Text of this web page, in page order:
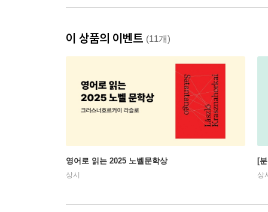
이 상품의 이벤트 (11개)
영어로 읽는 2025 노벨문학상
상시
[
상